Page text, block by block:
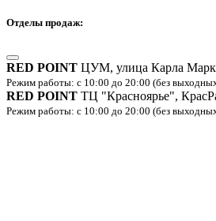
Отделы продаж:
RED POINT ЦУМ, улица Карла
Режим работы: с 10:00 до 20:00 (без
RED POINT ТЦ "Красноярье",
Режим работы: с 10:00 до 20:00 (без